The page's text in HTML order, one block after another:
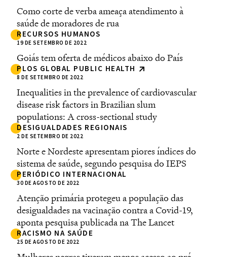
Como corte de verba ameaça atendimento à
saúde de moradores de rua
RECURSOS HUMANOS
19 DE SETEMBRO DE 2022
Goiás tem oferta de médicos abaixo do País
PLOS GLOBAL PUBLIC HEALTH
8 DE SETEMBRO DE 2022
Inequalities in the prevalence of cardiovascular
disease risk factors in Brazilian slum
populations: A cross-sectional study
DESIGUALDADES REGIONAIS
2 DE SETEMBRO DE 2022
Norte e Nordeste apresentam piores índices do
sistema de saúde, segundo pesquisa do IEPS
PERIÓDICO INTERNACIONAL
30 DE AGOSTO DE 2022
Atenção primária protegeu a população das
desigualdades na vacinação contra a Covid-19,
aponta pesquisa publicada na The Lancet
RACISMO NA SAÚDE
25 DE AGOSTO DE 2022